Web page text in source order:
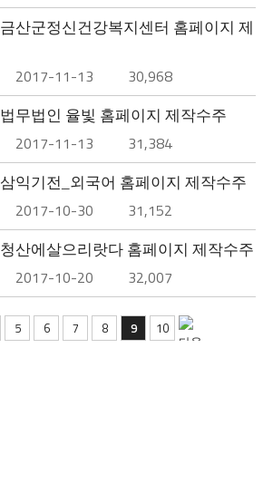
금산군정신건강복지센터 홈페이지 제
2017-11-13 30,968
법무법인 율빛 홈페이지 제작수주
2017-11-13 31,384
삼익기전_외국어 홈페이지 제작수주
2017-10-30 31,152
청산에살으리랏다 홈페이지 제작수주
2017-10-20 32,007
5 6 7 8 9 10